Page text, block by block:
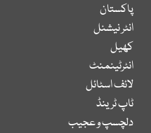
پاکستان
انٹر نیشنل
کھیل
انٹرٹینمنٹ
لائف اسٹائل
ٹاپ ٹرینڈ
دلچسپ و عجیب